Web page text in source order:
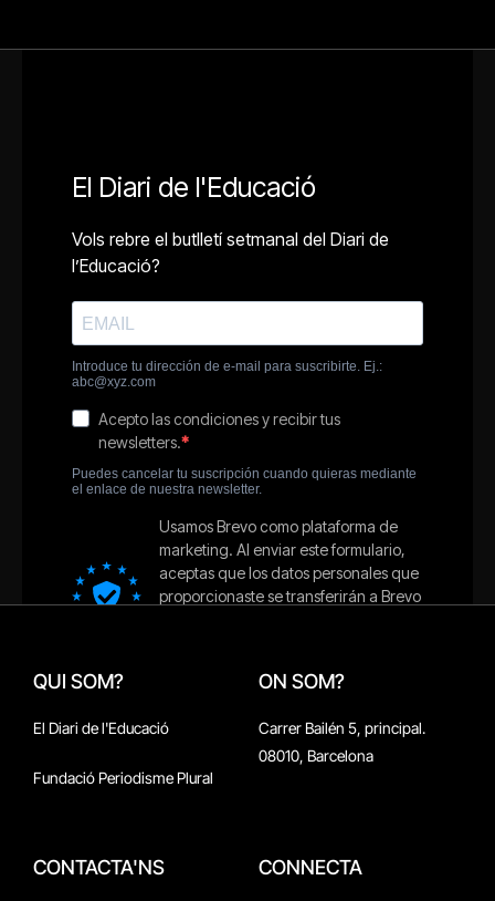
QUI SOM?
El Diari de l'Educació
Fundació Periodisme Plural
ON SOM?
Carrer Bailén 5, principal.
08010, Barcelona
CONTACTA'NS CONNECTA